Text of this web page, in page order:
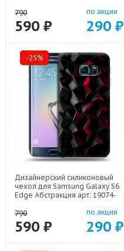
790
590 ₽
по акции
290 ₽
-25%
Дизайнерский силиконовый
чехол для Samsung Galaxy S6
Edge Абстракция арт: 19074-
790
590 ₽
по акции
290 ₽